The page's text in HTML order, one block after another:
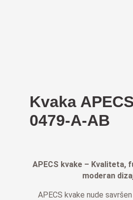
Kvaka
0479-A-AB
APECS kvake – Kvaliteta,
moderan
APECS kvake nude